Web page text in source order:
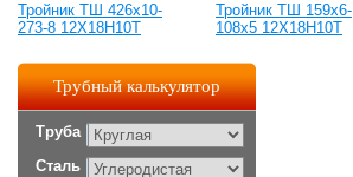
Тройник ТШ 426х10-
273-8 12Х18Н10Т
Тройник ТШ 159х6-
108х5 12Х18Н10Т
Трубный калькулятор
Труба
Сталь